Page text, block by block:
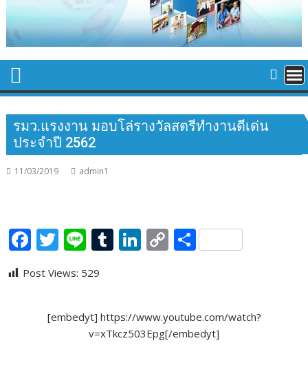
รมว.แรงงาน มอบโล่รางวัลสตรีทำงานดีเด่น
ประจำปี 2562
11/03/2019 admin1
F
e
T
itt
er
Li
e
T
r
Li
dI
n
C
Li
S
Post Views: 529
[embedyt] https://www.youtube.com/watch?
v=xTkcz503Epg[/embedyt]